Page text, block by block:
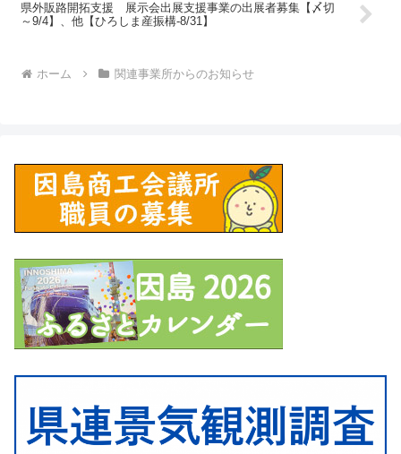
県外販路開拓支援 展示会出展支援事業の出展者募集【〆切
～9/4】、他【ひろしま産振構-8/31】
ホーム 関連事業所からのお知らせ